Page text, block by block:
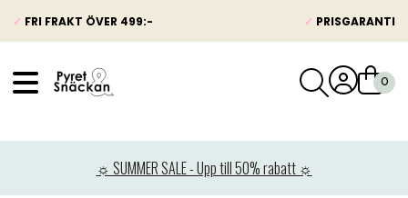
✓ FRI FRAKT ÖVER 499:- ✓ PRISGARANTI
☼ SUMMER SALE - Upp till 50% rabatt ☼
Barnvagnar